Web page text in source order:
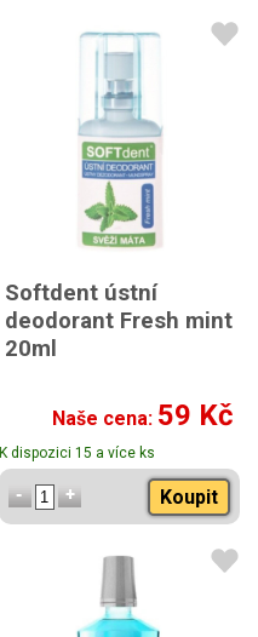
Softdent ústní
deodorant Fresh mint
20ml
Naše cena: 59 Kč
K dispozici 15 a více ks
Koupit